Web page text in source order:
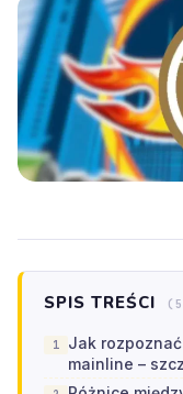
SPIS TREŚCI
Jak
mainline –